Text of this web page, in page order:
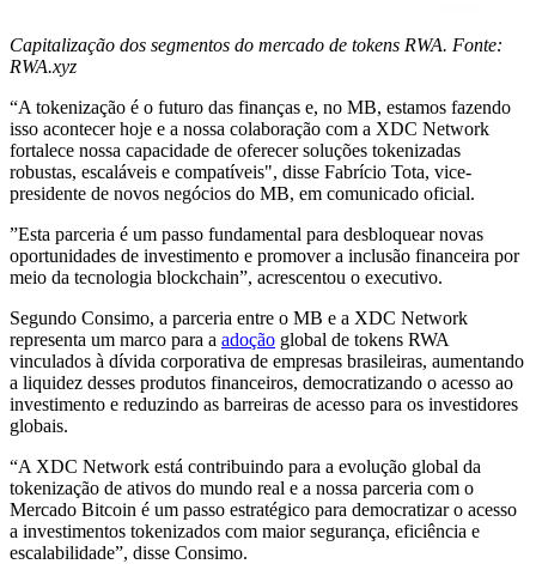
Capitalização dos segmentos do mercado de tokens RWA. Fonte:
RWA.xyz
“A tokenização é o futuro das finanças e, no MB, estamos fazendo
isso acontecer hoje e a nossa colaboração com a XDC Network
fortalece nossa capacidade de oferecer soluções tokenizadas
robustas, escaláveis e compatíveis", disse Fabrício Tota, vice-
presidente de novos negócios do MB, em comunicado oficial.
”Esta parceria é um passo fundamental para desbloquear novas
oportunidades de investimento e promover a inclusão financeira por
meio da tecnologia blockchain”, acrescentou o executivo.
Segundo Consimo, a parceria entre o MB e a XDC Network
representa um marco para a adoção global de tokens RWA
vinculados à dívida corporativa de empresas brasileiras, aumentando
a liquidez desses produtos financeiros, democratizando o acesso ao
investimento e reduzindo as barreiras de acesso para os investidores
globais.
“A XDC Network está contribuindo para a evolução global da
tokenização de ativos do mundo real e a nossa parceria com o
Mercado Bitcoin é um passo estratégico para democratizar o acesso
a investimentos tokenizados com maior segurança, eficiência e
escalabilidade”, disse Consimo.